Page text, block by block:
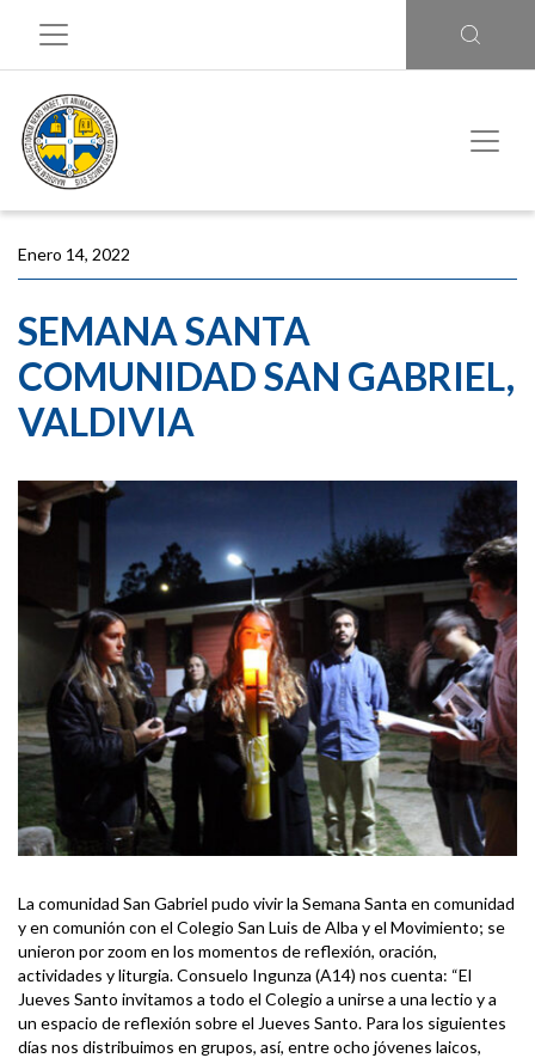
Enero 14, 2022
SEMANA SANTA
COMUNIDAD SAN GABRIEL,
VALDIVIA
La comunidad San Gabriel pudo vivir la Semana Santa en comunidad
y en comunión con el Colegio San Luis de Alba y el Movimiento; se
unieron por zoom en los momentos de reflexión, oración,
actividades y liturgia. Consuelo Ingunza (A14) nos cuenta: “El
Jueves Santo invitamos a todo el Colegio a unirse a una lectio y a
un espacio de reflexión sobre el Jueves Santo. Para los siguientes
días nos distribuimos en grupos, así, entre ocho jóvenes laicos,